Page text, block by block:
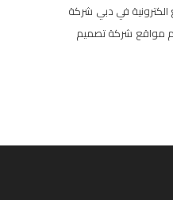
في دبي شركة
مواقع شركة تصميم